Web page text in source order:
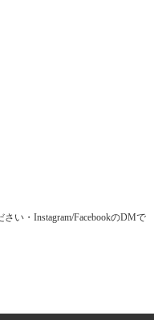
い・Instagram/FacebookのDMで